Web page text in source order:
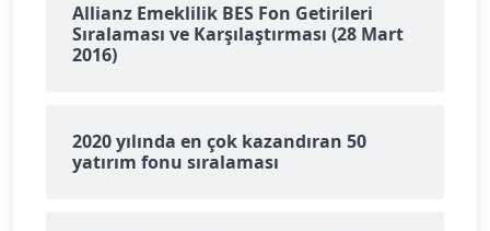
Allianz Emeklilik BES Fon Getirileri
Sıralaması ve Karşılaştırması (28 Mart
2016)
2020 yılında en çok kazandıran 50
yatırım fonu sıralaması